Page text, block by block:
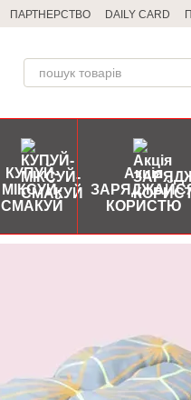
ПАРТНЕРСТВО DAILY CARD
КУПУЙ-
МІКСУЙ-
СМАКУЙ
Акція
КОРИСТЮ